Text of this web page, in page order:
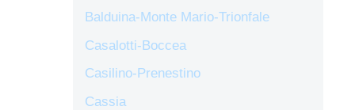
Balduina-Monte Mario-Trionfale
Casalotti-Boccea
Casilino-Prenestino
Cassia